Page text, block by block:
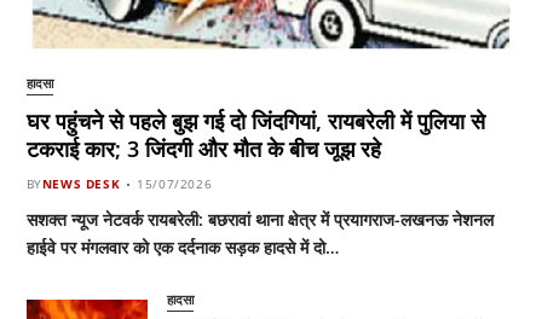
हादसा
घर पहुंचने से पहले बुझ गई दो जिंदगियां, रायबरेली में पुलिया से
टकराई कार; 3 जिंदगी और मौत के बीच जूझ रहे
BYNEWS DESK 15/07/2026
सशक्त न्यूज नेटवर्क रायबरेली: बछरावां थाना क्षेत्र में प्रयागराज-लखनऊ नेशनल
हाईवे पर मंगलवार को एक दर्दनाक सड़क हादसे में दो…
हादसा